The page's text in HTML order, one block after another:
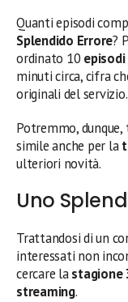
Quanti episodi
Splendido Errore?
ordinato 10 episodi
minuti circa, cifra
originali del servizio.
Potremmo,
simile anche per la
ulteriori novità.
Uno
Trattandosi di un
interessati non
cercare lastagione
streaming.